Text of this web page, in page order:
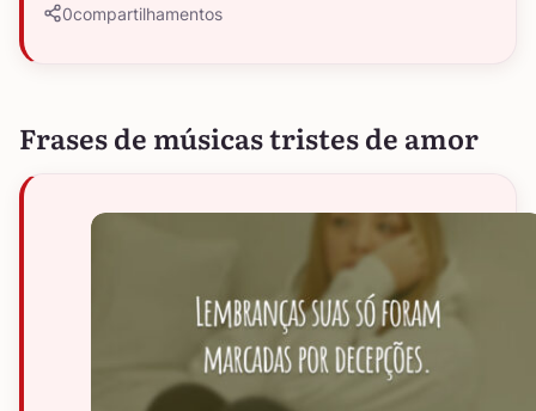
0compartilhamentos
Frases de músicas tristes de amor